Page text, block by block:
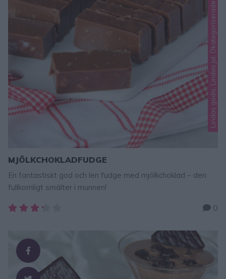
Lindas godis, Lindas jul, Okategoriserade
MJÖLKCHOKLADFUDGE
En fantastiskt god och len fudge med mjölkchoklad – den
fullkomligt smälter i munnen!
0